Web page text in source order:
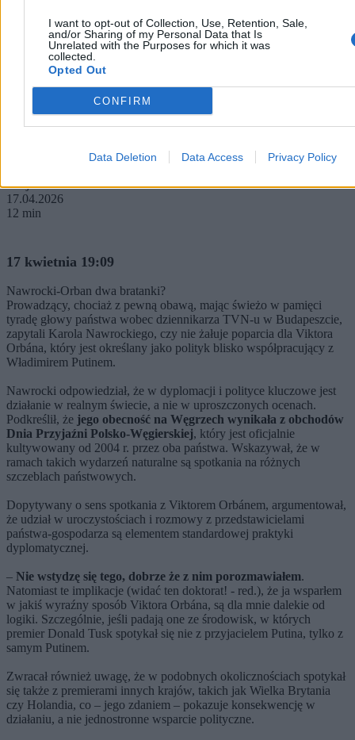
I want to opt-out of Collection, Use, Retention, Sale,
and/or Sharing of my Personal Data that Is
Unrelated with the Purposes for which it was
collected.
Opted Out
CONFIRM
Data Deletion Data Access Privacy Policy
SAFE, ambasadorzy i Trybunał Konstytucyjny.
Polacy ocenili Karola Nawrockiego
Kasjan Owsianko
17.04.2026
12 min
17 kwietnia 19:09
Nawrocki-Orban dwa bratanki?
Prowadzący, chociaż z pewną obawą, mając świeżo w pamięci
tyradę głowy państwa wobec dziennikarza TVN-u w Budapeszcie,
zapytali Karola Nawrockiego, czy nie żałuje poparcia dla Viktora
Orbána, który jest określany jako polityk blisko współpracujący z
Władimirem Putinem.
Nawrocki odpowiedział, że w dyplomacji i polityce kluczowe jest
działanie w realnym świecie, a nie w uproszczonych ocenach.
Podkreślił, że jego obecność na Węgrzech wynikała z obchodów
Dnia Przyjaźni Polsko-Węgierskiej, który jest oficjalnie
kultywowany od 2004 r. przez oba państwa. Wskazywał, że w
ramach takich wydarzeń naturalne są spotkania na różnych
szczeblach państwowych.
Dopytywany o sens spotkania z Viktorem Orbánem, argumentował,
że udział w uroczystościach i rozmowy z przedstawicielami
państwa-gospodarza są elementem standardowej praktyki
dyplomatycznej.
– Nie wstydzę się tego, dobrze że z nim porozmawiałem.
Natomiast te implikacje (widać ten doktorat! - red.), że ja wsparłem
w jakiś wyraźny sposób Viktora Orbána, są dla mnie dalekie od
logiki. Szczególnie, jeśli padają one ze środowisk, w których
premier Donald Tusk spotykał się nie z przyjacielem Putina, tylko z
samym Putinem.
Zwracał również uwagę, że w podobnych okolicznościach spotykał
się także z premierami innych krajów, takich jak Wielka Brytania
czy Holandia, co – jego zdaniem – pokazuje konsekwencję w
działaniu, a nie jednostronne wsparcie polityczne.